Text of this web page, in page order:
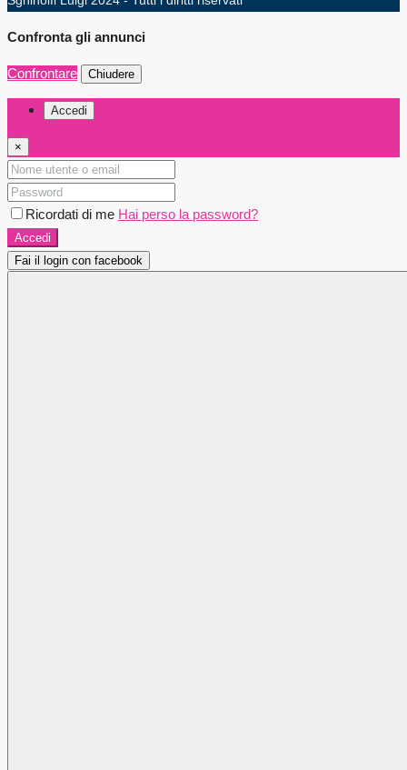
Confronta gli annunci
Confrontare Chiudere
Accedi
×
Ricordati di me Hai perso la password?
Accedi
Fai il login con facebook